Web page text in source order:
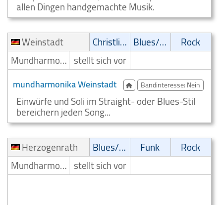
allen Dingen handgemachte Musik.
Weinstadt
Christliche Musik Blues/Swing
Rock
Mundharmonikaspieler stellt sich vor
mundharmonika Weinstadt Bandinteresse: Nein
Einwürfe und Soli im Straight- oder Blues-Stil
bereichern jeden Song...
Herzogenrath
Blues/Swing Funk
Rock
Mundharmonikaspieler stellt sich vor